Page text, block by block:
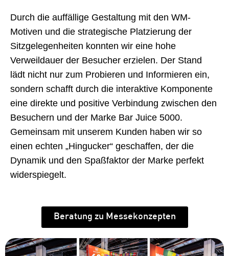
Durch die auffällige Gestaltung mit den WM-
Motiven und die strategische Platzierung der
Sitzgelegenheiten konnten wir eine hohe
Verweildauer der Besucher erzielen. Der Stand
lädt nicht nur zum Probieren und Informieren ein,
sondern schafft durch die interaktive Komponente
eine direkte und positive Verbindung zwischen den
Besuchern und der Marke Bar Juice 5000.
Gemeinsam mit unserem Kunden haben wir so
einen echten „Hingucker“ geschaffen, der die
Dynamik und den Spaßfaktor der Marke perfekt
widerspiegelt.
Beratung zu Messekonzepten